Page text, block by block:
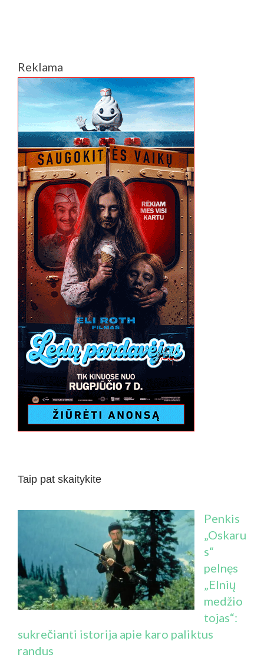
Reklama
Taip pat skaitykite
Penkis
„Oskaru
s“
pelnęs
„Elnių
medžio
tojas“:
sukrečianti istorija apie karo paliktus
randus